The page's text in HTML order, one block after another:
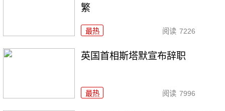
繁
最热 阅读 7226
英国首相斯塔默宣布辞职
最热 阅读 7996